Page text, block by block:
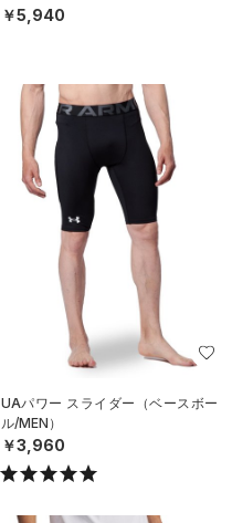
ツ （2枚セット）（ライフスタイル/
￥5,940
UAパワー スライダー（ベースボー
ル/MEN）
￥3,960